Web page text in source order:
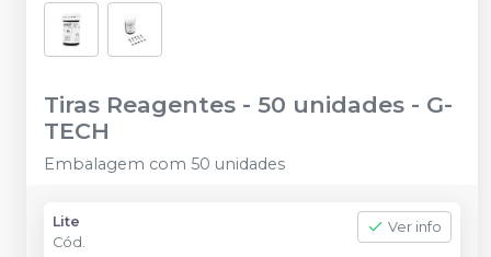
Tiras Reagentes - 50 unidades - G-
TECH
Embalagem com 50 unidades
Lite
Cód.
Ver info